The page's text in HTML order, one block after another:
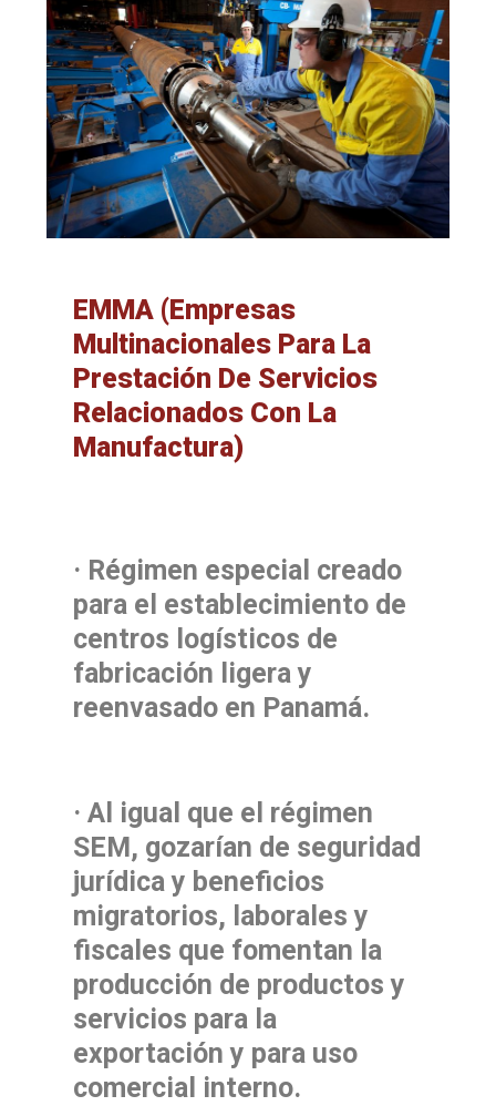
EMMA (Empresas
Multinacionales Para La
Prestación De Servicios
Relacionados Con La
Manufactura)
· Régimen especial creado
para el establecimiento de
centros logísticos de
fabricación ligera y
reenvasado en Panamá.
· Al igual que el régimen
SEM, gozarían de seguridad
jurídica y beneficios
migratorios, laborales y
fiscales que fomentan la
producción de productos y
servicios para la
exportación y para uso
comercial interno.